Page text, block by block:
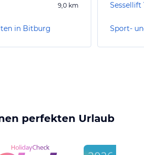
9,0 km
in Bitburg
Sessellift
Sport-
perfekten Urlaub